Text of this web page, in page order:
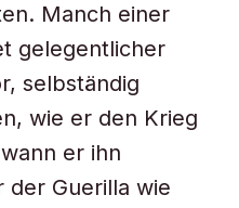
Manch einer
gelegentlicher
selbständig
wie er den Krieg
er ihn
der Guerilla wie